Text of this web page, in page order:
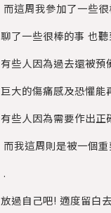
而這周我參加了一些
聊了一些很棒的事 也
有些人因為過去還被
巨大的傷痛感及恐懼能
有些人因為需要作出
而我這周則是被一個
.
放過自己吧! 適度留白